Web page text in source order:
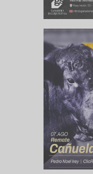
a las
hacia
la
de la
subas